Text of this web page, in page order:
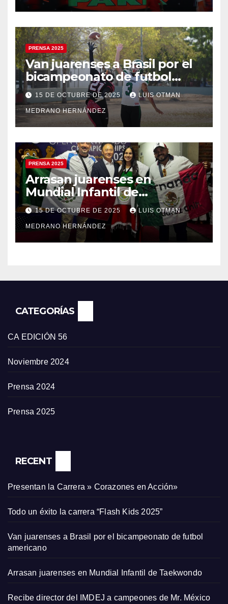
PRENSA 2025
Van juarenses a Brasil por el
bicampeonato de futbol
americano
15 DE OCTUBRE DE 2025 LUIS OTMAN
MEDRANO HERNÁNDEZ
PRENSA 2025
Arrasan juarenses en
Mundial Infantil de
Taekwondo
15 DE OCTUBRE DE 2025 LUIS OTMAN
MEDRANO HERNÁNDEZ
CATEGORÍAS
CA EDICIÓN 56
Noviembre 2024
Prensa 2024
Prensa 2025
RECENT
Presentan la Carrera » Corazones en Acción»
Todo un éxito la carrera “Flash Kids 2025”
Van juarenses a Brasil por el bicampeonato de futbol
americano
Arrasan juarenses en Mundial Infantil de Taekwondo
Recibe director del IMDEJ a campeones de Mr. México